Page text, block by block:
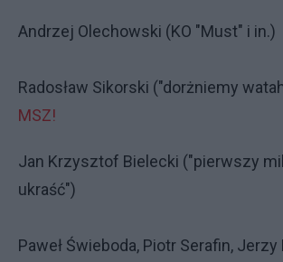
Andrzej Olechowski (KO "Must" i in.)
Radosław Sikorski ("dorżniemy
MSZ!
Jan Krzysztof Bielecki ("pierwszy
ukraść")
Paweł Świeboda, Piotr Serafin, Jerzy